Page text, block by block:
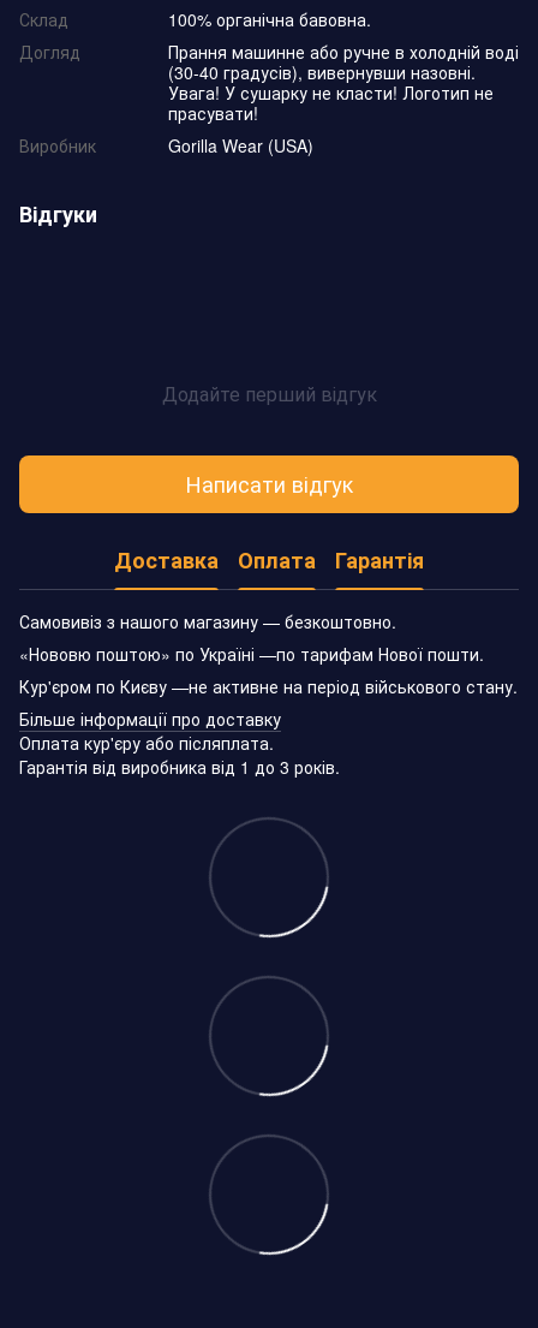
Склад
100% органічна бавовна.
Догляд
Прання машинне або ручне в холодній воді
(30-40 градусів), вивернувши назовні.
Увага! У сушарку не класти! Логотип не
прасувати!
Виробник
Gorilla Wear (USA)
Відгуки
Додайте перший відгук
Написати відгук
Доставка Оплата Гарантія
Самовивіз з нашого магазину — безкоштовно.
«Нововю поштою» по Україні —по тарифам Нової пошти.
Кур'єром по Києву —не активне на період військового стану.
Більше інформації про доставку
Оплата кур'єру або післяплата.
Гарантія від виробника від 1 до 3 років.